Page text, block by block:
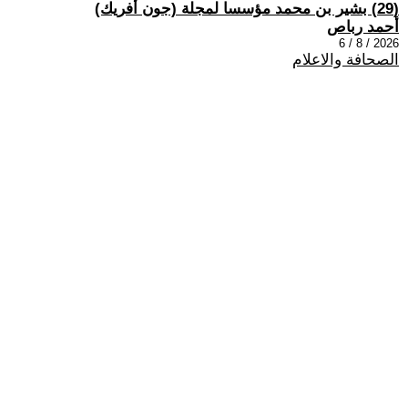
(29) بشير بن محمد مؤسسا لمجلة (جون أفريك)
أحمد رباص
2026 / 8 / 6
الصحافة والاعلام